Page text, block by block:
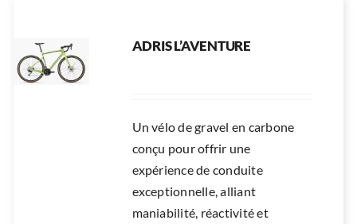
RÉPARATION
ADRIS L’AVENTURE
Un vélo de gravel en carbone
conçu pour offrir une
expérience de conduite
exceptionnelle, alliant
maniabilité, réactivité et